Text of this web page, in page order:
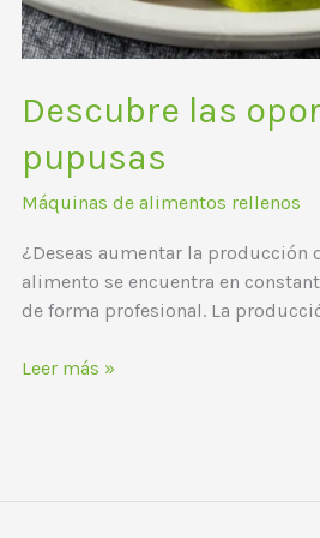
Descubre las
pupusas
Máquinas de alimentos rellenos
¿Deseas aumentar la producción
alimento se encuentra en
de forma profesional. La
Leer más »